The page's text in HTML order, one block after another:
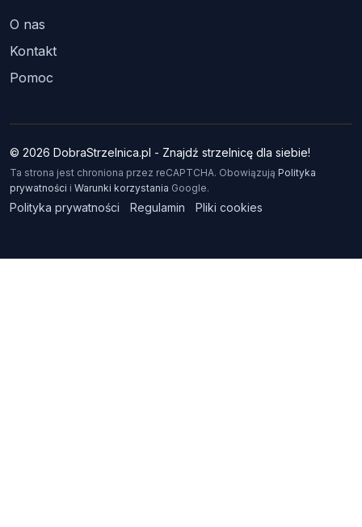
O nas
Kontakt
Pomoc
© 2026 DobraStrzelnica.pl - Znajdź strzelnicę dla siebie!
Ta strona jest chroniona przez reCAPTCHA. Obowiązują Polityka
prywatności i Warunki korzystania Google.
Polityka prywatności Regulamin Pliki cookies